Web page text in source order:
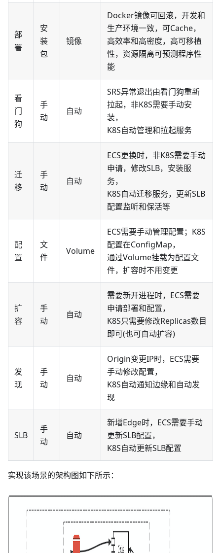
部
署
安
装
包
镜像
Docker镜像可回滚，开发和
生产环境一致，可Cache，
高效率和高密度，高可移植
性，资源隔离可预测程序性
能
看
门
狗
手
动
自动
SRS异常退出由看门狗重新
拉起，非K8S需要手动安
装，
K8S自动管理和拉起服务
迁
移
手
动
自动
ECS更换时，非K8S需要手动
申请，修改SLB，安装服
务，
K8S自动迁移服务，更新SLB
配置监听和保活等
配
置
文
件
Volume
ECS需要手动管理配置；K8S
配置在ConfigMap，
通过Volume挂载为配置文
件，扩容时不用变更
扩
容
手
动
自动
需要新开进程时，ECS需要
申请部署和配置，
K8S只需要修改Replicas数目
即可(也可自动扩容)
发
现
手
动
自动
Origin变更IP时，ECS需要
手动修改配置，
K8S自动通知边缘和自动发
现
SLB
手
动
自动
新增Edge时，ECS需要手动
更新SLB配置，
K8S自动更新SLB配置
实现该场景的架构图如下所示：